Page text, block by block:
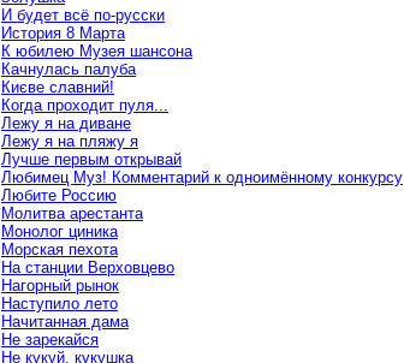
И будет всё по-русски
История 8 Марта
К юбилею Музея шансона
Качнулась палуба
Києве славний!
Когда проходит пуля...
Лежу я на диване
Лежу я на пляжу я
Лучше первым открывай
Любимец Муз! Комментарий к одноимённому конкурсу
Любите Россию
Молитва арестанта
Монолог циника
Морская пехота
На станции Верховцево
Нагорный рынок
Наступило лето
Начитанная дама
Не зарекайся
Не кукуй, кукушка